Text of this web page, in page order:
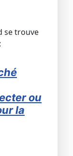
se trouve
ou
la